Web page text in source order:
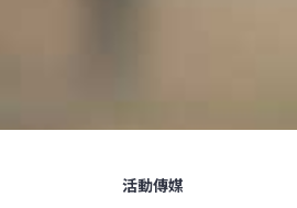
活動傳媒